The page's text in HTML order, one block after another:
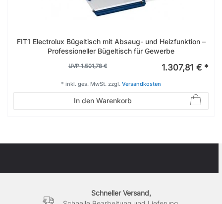
FIT1 Electrolux Bügeltisch mit Absaug- und Heizfunktion –
Professioneller Bügeltisch für Gewerbe
UVP 1.501,78 € 1.307,81 € *
In den Warenkorb
* inkl. ges. MwSt. zzgl. Versandkosten
Schneller Versand,